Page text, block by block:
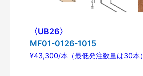
〈UB26〉
MF01-0126-1015
¥43,300/本（最低発注数量は30本）